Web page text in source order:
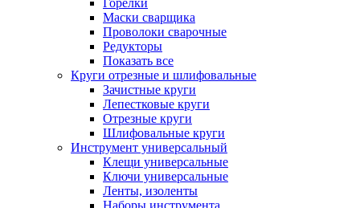
Горелки
Маски сварщика
Проволоки сварочные
Редукторы
Показать все
Круги отрезные и шлифовальные
Зачистные круги
Лепестковые круги
Отрезные круги
Шлифовальные круги
Инструмент универсальный
Клещи универсальные
Ключи универсальные
Ленты, изоленты
Наборы инструмента